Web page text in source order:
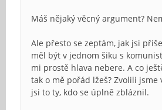
Máš nějaký věcný argument?
Ale přesto se zeptám, jak jsi
měl být v jednom šiku s
mi prostě hlava nebere. A co
tak o mě pořád lžeš? Zvolili jsme
jsi to ty, kdo se úplně zbláznil.